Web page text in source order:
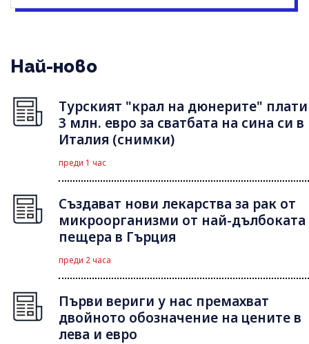
Най-ново
Турският "крал на дюнерите" плати
3 млн. евро за сватбата на сина си в
Италия (снимки)
преди 1 час
Създават нови лекарства за рак от
микроорганизми от най-дълбоката
пещера в Гърция
преди 2 часа
Първи вериги у нас премахват
двойното обозначение на цените в
лева и евро